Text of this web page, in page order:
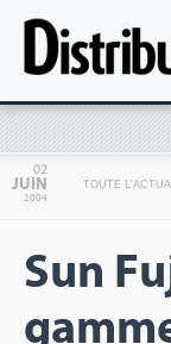
02
JUIN
2004
TOUTE
Sun